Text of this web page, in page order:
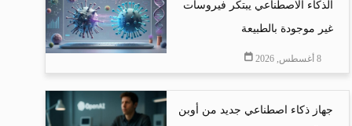
الذكاء الاصطناعي يبتكر فيروسات
غير موجودة بالطبيعة
8 أغسطس, 2026
جهاز ذكاء اصطناعي جديد من أوبن